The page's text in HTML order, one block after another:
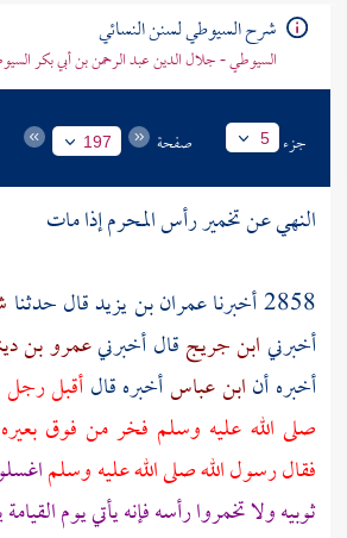
شرح السيوطي لسنن النسائي
السيوطي - جلال الدين عبد الرحمن بن أبي بكر
جزء 5 صفحة 197
النهي عن تخمير رأس المحرم إذا مات
2858 أخبرنا
عمران بن يزيدقال حدثنا
أخبرنيابن جريجقال أخبرنيعمرو بن
أخبره أنابن عباسأخبره قالأقبل رجل
صلى الله عليه وسلم فخر من فوق
فقال رسول الله صلى الله عليه وسلم
ثوبيه ولا تخمروا رأسه فإنه يأتي يوم